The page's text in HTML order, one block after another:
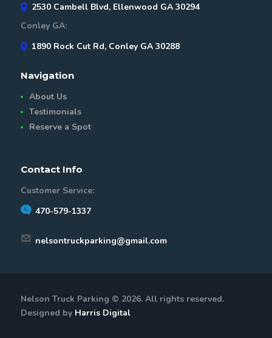
2530 Cambell Blvd, Ellenwood GA 30294
Conley GA:
1890 Rock Cut Rd, Conley GA 30288
Navigation
About Us
Testimonials
Reserve a Spot
Contact Info
Customer Service:
470-579-1337
nelsontruckparking@gmail.com
Nelson Truck Parking © 2026. All rights reserved.
Designed by Harris Digital